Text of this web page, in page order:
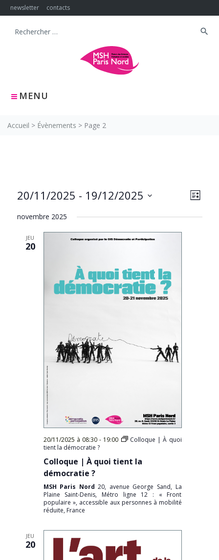
Skip
to
newsletter contacts
MENU
Search
search
Accueil > Évènements > Page 2
PAR
de
vues
LISTE
20/11/2025 - 19/12/2025
une
novembre 2025
JEU
20
20/11/2025 à 08:30- 19:00
Colloque | À quoi
tient la démocratie ?
Colloque | À quoi tient la
démocratie ?
MSH Paris Nord20, avenue George Sand, La
Plaine Saint-Denis, Métro ligne 12 : « Front
populaire », accessible aux personnes à mobilité
réduite, France
JEU
20